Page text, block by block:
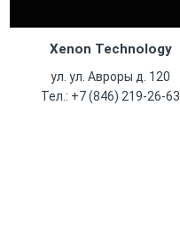
Xenon Technology
ул. ул. Авроры д. 120
Тел.: +7 (846) 219-26-63